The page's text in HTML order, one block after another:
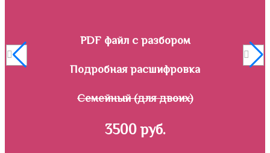
PDF файл с разбором
Подробная расшифровка
Семейный (для двоих)
3500 руб.